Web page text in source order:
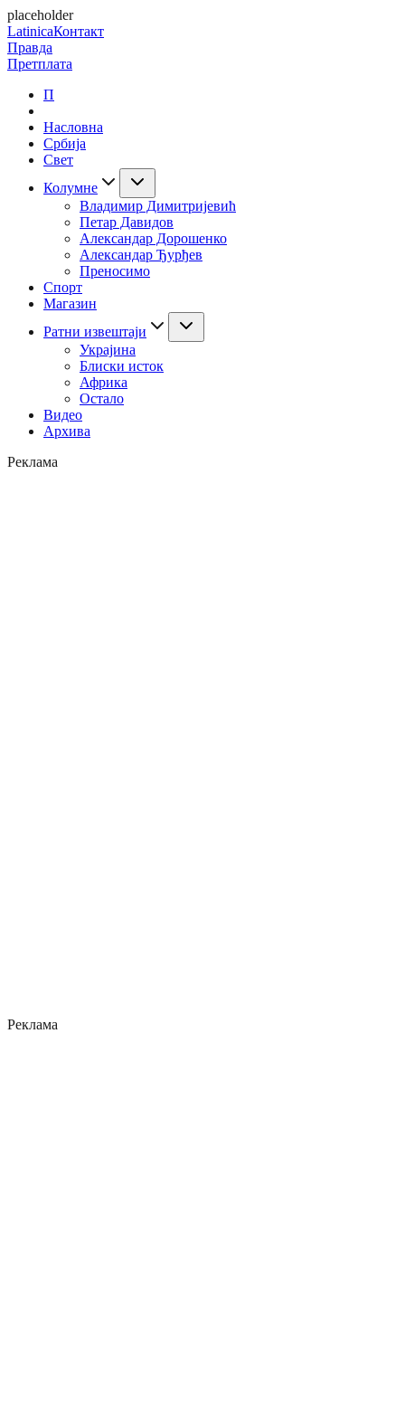
placeholder
LatinicaКонтакт
Правда
Претплата
П
Насловна
Србија
Свет
Колумне
Владимир Димитријевић
Петар Давидов
Александар Дорошенко
Александар Ђурђев
Преносимо
Спорт
Магазин
Ратни извештаји
Украјина
Блиски исток
Африка
Остало
Видео
Архива
Реклама
Реклама